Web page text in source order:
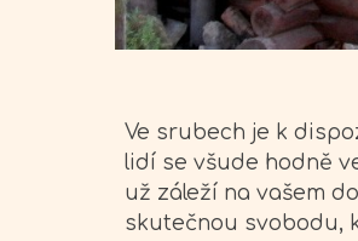
Ve srubech je k
lidí se všude hodně
už záleží na vašem
skutečnou svobodu,